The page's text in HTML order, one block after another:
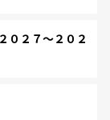
２７～２０２